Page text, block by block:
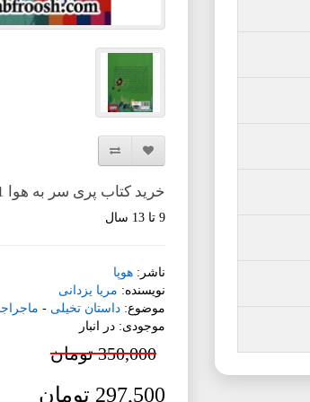
افزودن به لیست دلخواه
مقایسه این محصول
خرید کتاب پری سر به هوا 1: جیرجیرانی و جنگل سبز
9 تا 13 سال
ناشر: هوپا
نویسنده: مریا یزدانی
موضوع: داستان تخیلی -
موجودی: در انبار
350,000 تومان
297,500 تومان